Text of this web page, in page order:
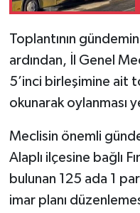
Toplantının
ardından, İl Genel
5’inci birleşimine ait
okunarak oylanması
Meclisin önemli
Alaplı ilçesine bağlı
bulunan 125 ada 1
imar planı